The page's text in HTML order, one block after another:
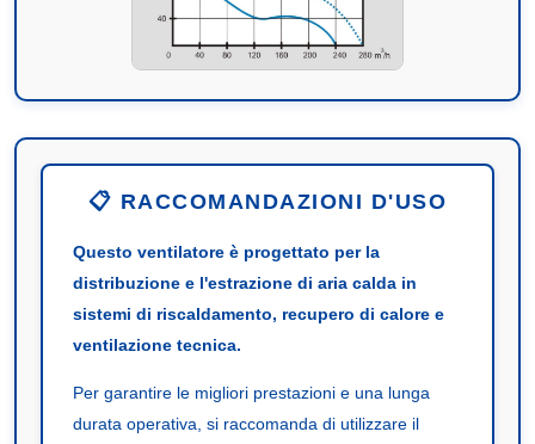
📋 RACCOMANDAZIONI D'USO
Questo ventilatore è progettato per la
distribuzione e l'estrazione di aria calda in
sistemi di riscaldamento, recupero di calore e
ventilazione tecnica.
Per garantire le migliori prestazioni e una lunga
durata operativa, si raccomanda di utilizzare il